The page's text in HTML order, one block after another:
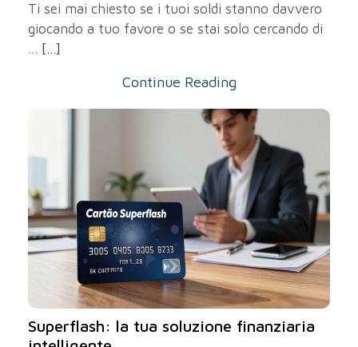
Ti sei mai chiesto se i tuoi soldi stanno davvero
giocando a tuo favore o se stai solo cercando di
... [...]
Continue Reading
Superflash: la tua soluzione finanziaria